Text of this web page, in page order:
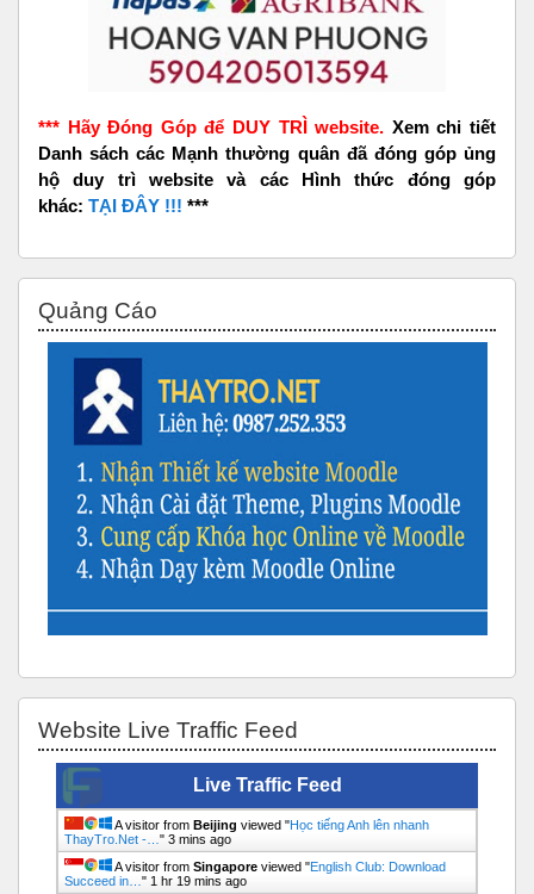
*** Hãy Đóng Góp để DUY TRÌ website. Xem chi tiết
Danh sách các Mạnh thường quân đã đóng góp ủng
hộ duy trì website và các Hình thức đóng góp
khác: TẠI ĐÂY !!! ***
Quảng Cáo
Website Live Traffic Feed
Live Traffic Feed
A visitor from Beijing viewed "Học tiếng Anh lên nhanh
ThayTro.Net -… " 3 mins ago
A visitor from Singapore viewed "English Club: Download
Succeed in… " 1 hr 19 mins ago